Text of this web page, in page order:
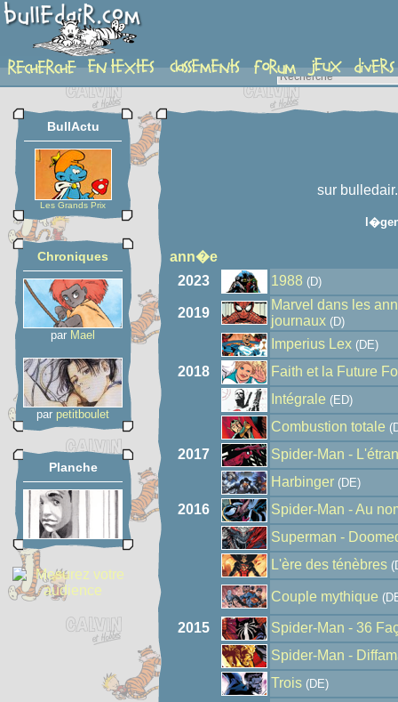
auteur
BullActu
Les Grands Prix
Chroniques
par Mael
par petitboulet
Planche
sur
ann�e
2023
1988 (D)
2019
Marvel dans les
journaux (D)
Imperius Lex (DE)
2018
Faith et la Future
Intégrale (ED)
Combustion totale
2017
Spider-Man -
Harbinger (DE)
2016
Spider-Man - Au
Superman -
L'ère des ténèbres
Couple mythique
2015
Spider-Man - 36
Spider-Man -
Trois (DE)